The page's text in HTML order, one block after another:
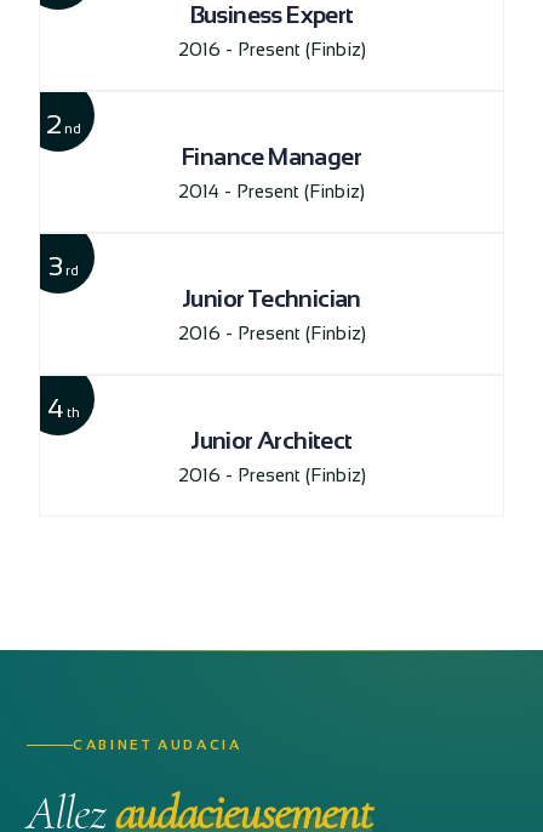
Business Expert
2016 - Present (Finbiz)
Finance Manager
2014 - Present (Finbiz)
2 nd
Junior Technician
2016 - Present (Finbiz)
3 rd
Junior Architect
2016 - Present (Finbiz)
4 th
CABINET AUDACIA
Allezaudacieusement